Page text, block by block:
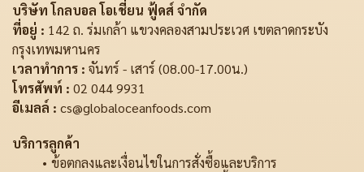
บริษัท โกลบอล โอเชี่ยน ฟู้ดส์ จำกัด
ที่อยู่ : 142 ถ. ร่มเกล้า แขวงคลองสามประเวศ เขตลาดกระบัง
กรุงเทพมหานคร
เวลาทำการ : จันทร์ - เสาร์ (08.00-17.00น.)
โทรศัพท์ : 02 044 9931
อีเมลล์ : cs@globaloceanfoods.com
บริการลูกค้า
ข้อตกลงและเงื่อนไขในการสั่งซื้อและบริการ